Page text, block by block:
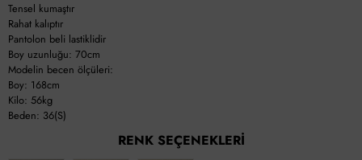
Tensel kumaştır
Rahat kalıptır
Pantolon beli lastiklidir
Boy uzunluğu: 70cm
Modelin becen ölçüleri:
Boy: 168cm
Kilo: 56kg
Beden: 36(S)
RENK SEÇENEKLERI